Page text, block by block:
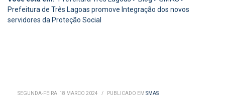
Prefeitura de Três Lagoas promove Integração dos novos
servidores da Proteção Social
SEGUNDA-FEIRA, 18 MARÇO 2024 / PUBLICADO EM SMAS